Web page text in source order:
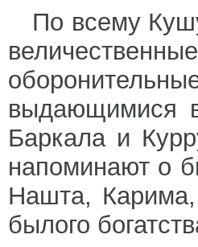
По всему
выдающимися
Баркала и
напоминают о
Нашта,
былого